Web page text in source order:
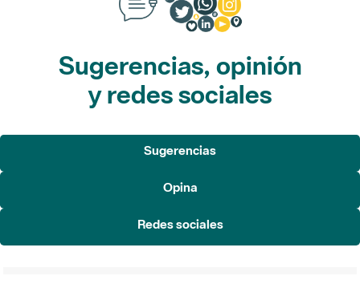
Sugerencias, opinión
y redes sociales
Sugerencias
Opina
Redes sociales